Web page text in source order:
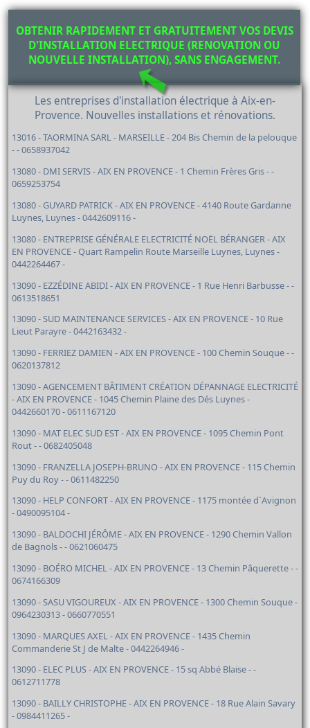
OBTENIR RAPIDEMENT ET GRATUITEMENT VOS DEVIS
D'INSTALLATION ELECTRIQUE (RENOVATION OU
NOUVELLE INSTALLATION), SANS ENGAGEMENT.
Les entreprises d'installation électrique à Aix-en-
Provence. Nouvelles installations et rénovations.
13016 - TAORMINA SARL - MARSEILLE - 204 Bis Chemin de la pelouque
- - 0658937042
13080 - DMI SERVIS - AIX EN PROVENCE - 1 Chemin Frères Gris - -
0659253754
13080 - GUYARD PATRICK - AIX EN PROVENCE - 4140 Route Gardanne
Luynes, Luynes - 0442609116 -
13080 - ENTREPRISE GÉNÉRALE ELECTRICITÉ NOËL BÉRANGER - AIX
EN PROVENCE - Quart Rampelin Route Marseille Luynes, Luynes -
0442264467 -
13090 - EZZÉDINE ABIDI - AIX EN PROVENCE - 1 Rue Henri Barbusse - -
0613518651
13090 - SUD MAINTENANCE SERVICES - AIX EN PROVENCE - 10 Rue
Lieut Parayre - 0442163432 -
13090 - FERRIEZ DAMIEN - AIX EN PROVENCE - 100 Chemin Souque - -
0620137812
13090 - AGENCEMENT BÂTIMENT CRÉATION DÉPANNAGE ELECTRICITÉ
- AIX EN PROVENCE - 1045 Chemin Plaine des Dés Luynes -
0442660170 - 0611167120
13090 - MAT ELEC SUD EST - AIX EN PROVENCE - 1095 Chemin Pont
Rout - - 0682405048
13090 - FRANZELLA JOSEPH-BRUNO - AIX EN PROVENCE - 115 Chemin
Puy du Roy - - 0611482250
13090 - HELP CONFORT - AIX EN PROVENCE - 1175 montée d`Avignon
- 0490095104 -
13090 - BALDOCHI JÉRÔME - AIX EN PROVENCE - 1290 Chemin Vallon
de Bagnols - - 0621060475
13090 - BOÉRO MICHEL - AIX EN PROVENCE - 13 Chemin Pâquerette - -
0674166309
13090 - SASU VIGOUREUX - AIX EN PROVENCE - 1300 Chemin Souque -
0964230313 - 0660770551
13090 - MARQUES AXEL - AIX EN PROVENCE - 1435 Chemin
Commanderie St J de Malte - 0442264946 -
13090 - ELEC PLUS - AIX EN PROVENCE - 15 sq Abbé Blaise - -
0612711778
13090 - BAILLY CHRISTOPHE - AIX EN PROVENCE - 18 Rue Alain Savary
- 0984411265 -